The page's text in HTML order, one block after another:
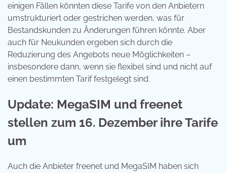
einigen Fällen könnten diese Tarife von den Anbietern
umstrukturiert oder gestrichen werden, was für
Bestandskunden zu Änderungen führen könnte. Aber
auch für Neukunden ergeben sich durch die
Reduzierung des Angebots neue Möglichkeiten –
insbesondere dann, wenn sie flexibel sind und nicht auf
einen bestimmten Tarif festgelegt sind.
Update: MegaSIM und freenet
stellen zum 16. Dezember ihre Tarife
um
Auch die Anbieter freenet und MegaSIM haben sich